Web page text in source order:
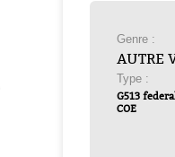
Genre :
AUTRE
Type :
G513
COE